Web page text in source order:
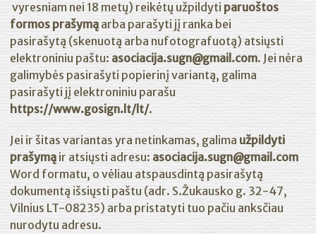
vyresniam nei 18 metų) reikėtų užpildyti paruoštos
formos prašymą arba parašyti jį ranka bei
pasirašytą (skenuotą arba nufotografuotą) atsiųsti
elektroniniu paštu: asociacija.sugn@gmail.com. Jei nėra
galimybės pasirašyti popierinį variantą, galima
pasirašyti jį elektroniniu parašu
https://www.gosign.lt/lt/.
Jei ir šitas variantas yra netinkamas, galimaužpildyti
prašymą ir atsiųsti adresu: asociacija.sugn@gmail.com
Word formatu, o vėliau atspausdintą pasirašytą
dokumentą išsiųsti paštu (adr. S.Žukausko g. 32-47,
Vilnius LT-08235) arba pristatyti tuo pačiu anksčiau
nurodytu adresu.